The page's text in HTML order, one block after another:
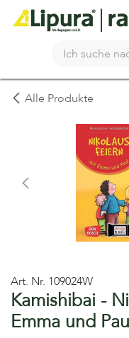
Zum Inhalt springen
Alle Produkte
Art. Nr. 109024W
Kamishibai -
Emma und